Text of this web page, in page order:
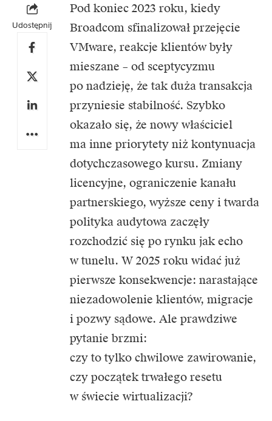
Udostępnij
Pod koniec 2023 roku, kiedy
Broadcom sfinalizował przejęcie
VMware, reakcje klientów były
mieszane – od sceptycyzmu
po nadzieję, że tak duża transakcja
przyniesie stabilność. Szybko
okazało się, że nowy właściciel
ma inne priorytety niż kontynuacja
dotychczasowego kursu. Zmiany
licencyjne, ograniczenie kanału
partnerskiego, wyższe ceny i twarda
polityka audytowa zaczęły
rozchodzić się po rynku jak echo
w tunelu. W 2025 roku widać już
pierwsze konsekwencje: narastające
niezadowolenie klientów, migracje
i pozwy sądowe. Ale prawdziwe
pytanie brzmi:
czy to tylko chwilowe zawirowanie,
czy początek trwałego resetu
w świecie wirtualizacji?